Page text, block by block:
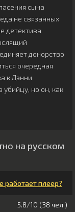
сына
не связанных
детектива
донорство
очередная
к Дэнни
но он, как
на русском
работает плеер?
5.8/10 (38 чeл.)